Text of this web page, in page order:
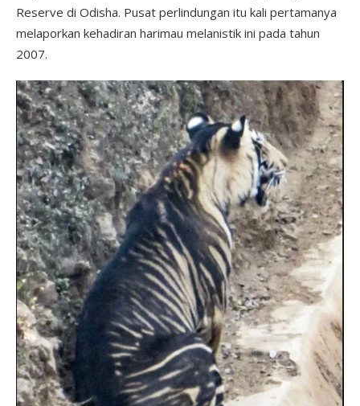
Reserve di Odisha. Pusat perlindungan itu kali pertamanya
melaporkan kehadiran harimau melanistik ini pada tahun
2007.